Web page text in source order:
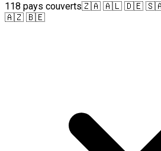
118 pays couverts🇿🇦 🇦🇱 🇩🇪
🇦🇿 🇧🇪